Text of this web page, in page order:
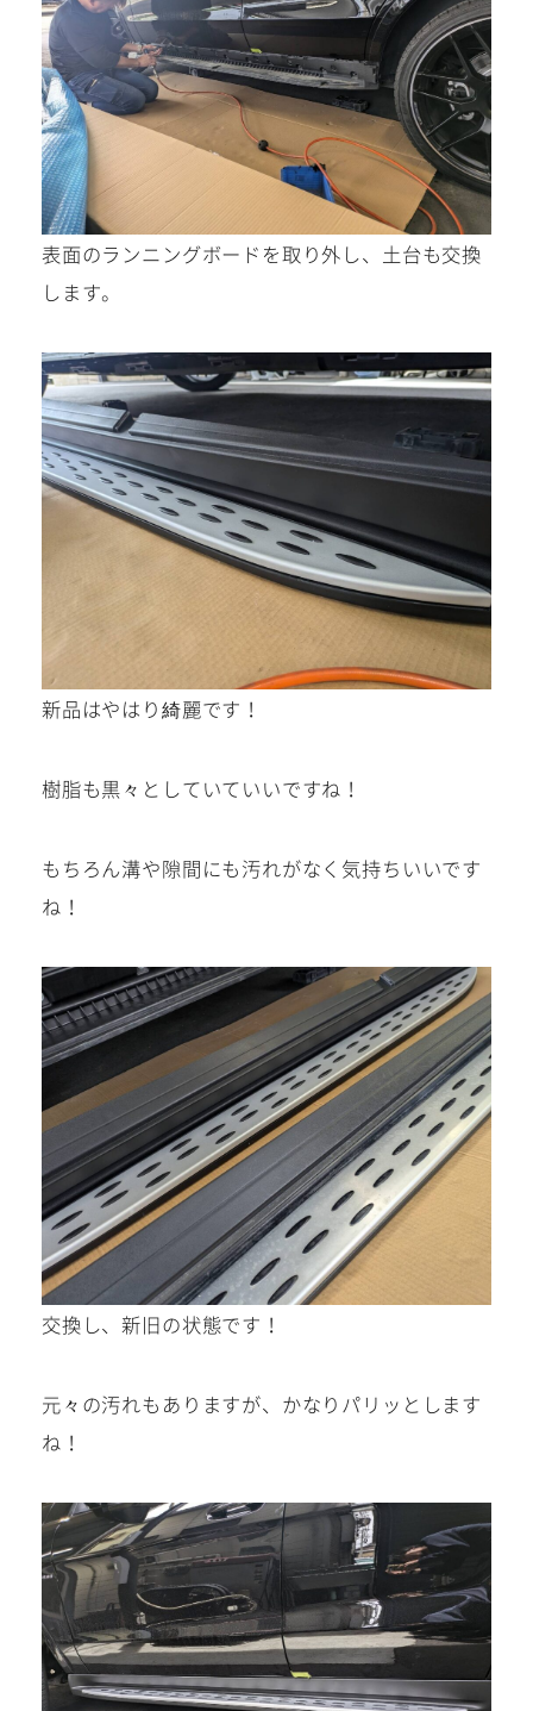
表面のランニングボードを取り外し、土台も交換
します。
新品はやはり綺麗です！
樹脂も黒々としていていいですね！
もちろん溝や隙間にも汚れがなく気持ちいいです
ね！
交換し、新旧の状態です！
元々の汚れもありますが、かなりパリッとします
ね！